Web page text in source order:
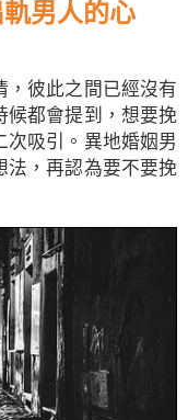
男人的心
，彼此之間已經沒有
候都會提到，想要挽
次吸引。異地婚姻男
法，再認為要不要挽